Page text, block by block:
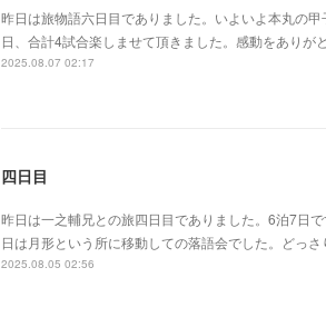
昨日は旅物語六日目でありました。いよいよ本丸の
日、合計4試合楽しませて頂きました。感動をありが
2025.08.07 02:17
四日目
昨日は一之輔兄との旅四日目でありました。6泊7日
日は月形という所に移動しての落語会でした。どっ
2025.08.05 02:56